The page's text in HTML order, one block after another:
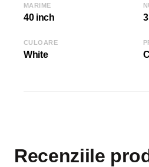
MARIME
40 inch 3
CULOARE
White
Recenziile